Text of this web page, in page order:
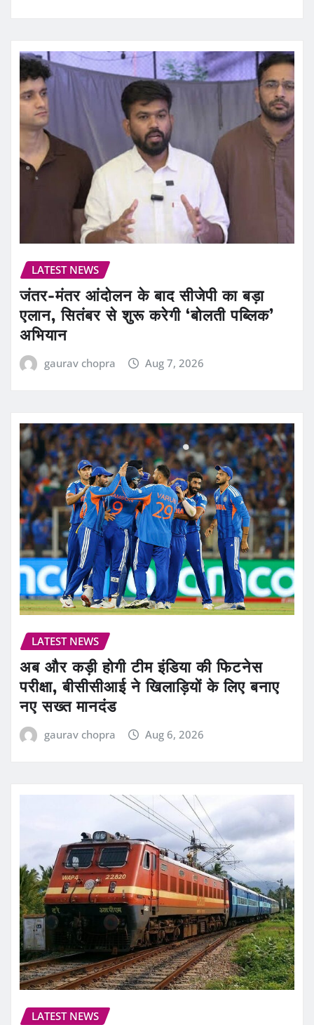
LATEST NEWS
जंतर-मंतर आंदोलन के बाद सीजेपी का बड़ा
एलान, सितंबर से शुरू करेगी ‘बोलती पब्लिक’
अभियान
gaurav chopra Aug 7, 2026
LATEST NEWS
अब और कड़ी होगी टीम इंडिया की फिटनेस
परीक्षा, बीसीसीआई ने खिलाड़ियों के लिए बनाए
नए सख्त मानदंड
gaurav chopra Aug 6, 2026
LATEST NEWS